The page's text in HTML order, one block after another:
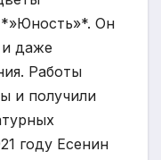
*»Юность»*. Он
даже
Работы
и получили
году Есенин